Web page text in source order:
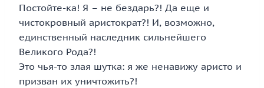
Постойте-ка! Я – не бездарь?! Да еще и
чистокровный аристократ?! И, возможно,
единственный наследник сильнейшего
Великого Рода?!
Это чья-то злая шутка: я же ненавижу аристо и
призван их уничтожить?!